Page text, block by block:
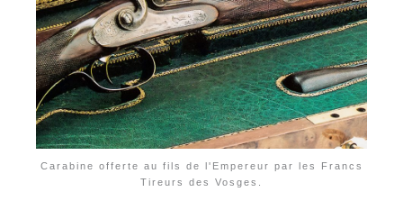
Carabine offerte au fils de l'Empereur par les Francs
Tireurs des Vosges.